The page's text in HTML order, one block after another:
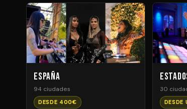
España
94 ciudades
DESDE 400€
30
DESDE